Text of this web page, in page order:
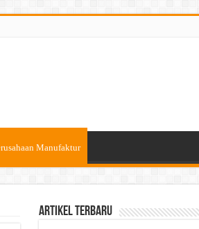
Manufaktur
Artikel Terbaru